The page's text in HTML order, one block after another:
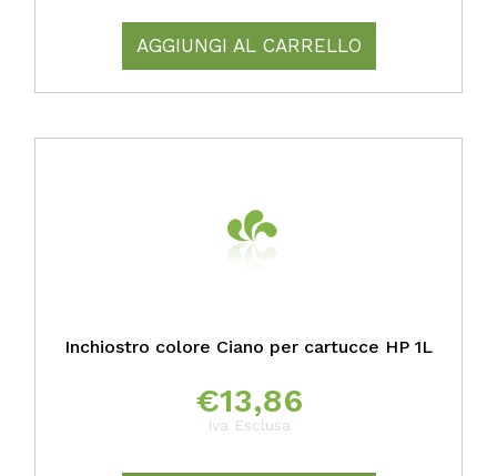
AGGIUNGI AL CARRELLO
Inchiostro colore Ciano per cartucce HP 1L
€13,86
Iva Esclusa